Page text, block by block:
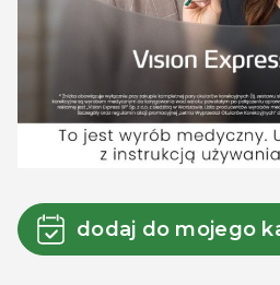
dodaj do mojego